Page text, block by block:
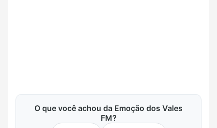
O que você achou da Emoção dos Vales
FM?